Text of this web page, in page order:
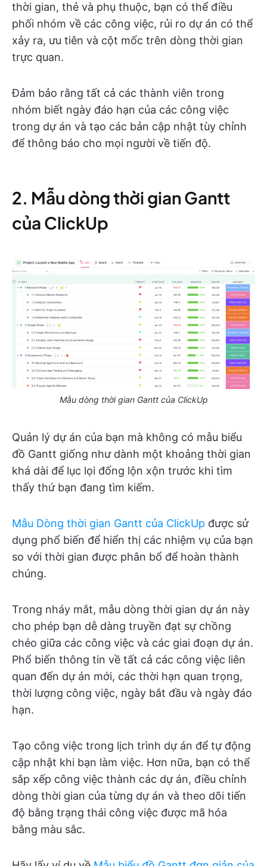
thời gian, thẻ và phụ thuộc, bạn có thể điều
phối nhóm về các công việc, rủi ro dự án có thể
xảy ra, ưu tiên và cột mốc trên dòng thời gian
trực quan.
Đảm bảo rằng tất cả các thành viên trong
nhóm biết ngày đáo hạn của các công việc
trong dự án và tạo các bản cập nhật tùy chỉnh
để thông báo cho mọi người về tiến độ.
2. Mẫu dòng thời gian Gantt
của ClickUp
Mẫu dòng thời gian Gantt của ClickUp
Quản lý dự án của bạn mà không có mẫu biểu
đồ Gantt giống như dành một khoảng thời gian
khá dài để lục lọi đống lộn xộn trước khi tìm
thấy thứ bạn đang tìm kiếm.
Mẫu Dòng thời gian Gantt của ClickUp được sử
dụng phổ biến để hiển thị các nhiệm vụ của bạn
so với thời gian được phân bổ để hoàn thành
chúng.
Trong nháy mắt, mẫu dòng thời gian dự án này
cho phép bạn dễ dàng truyền đạt sự chồng
chéo giữa các công việc và các giai đoạn dự án.
Phổ biến thông tin về tất cả các công việc liên
quan đến dự án mới, các thời hạn quan trọng,
thời lượng công việc, ngày bắt đầu và ngày đáo
hạn.
Tạo công việc trong lịch trình dự án để tự động
cập nhật khi bạn làm việc. Hơn nữa, bạn có thể
sắp xếp công việc thành các dự án, điều chỉnh
dòng thời gian của từng dự án và theo dõi tiến
độ bằng trạng thái công việc được mã hóa
bằng màu sắc.